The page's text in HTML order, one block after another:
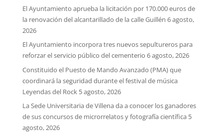
El Ayuntamiento aprueba la licitación por 170.000 euros de
la renovación del alcantarillado de la calle Guillén 6 agosto,
2026
El Ayuntamiento incorpora tres nuevos sepultureros para
reforzar el servicio público del cementerio 6 agosto, 2026
Constituido el Puesto de Mando Avanzado (PMA) que
coordinará la seguridad durante el festival de música
Leyendas del Rock 5 agosto, 2026
La Sede Universitaria de Villena da a conocer los ganadores
de sus concursos de microrrelatos y fotografía científica 5
agosto, 2026